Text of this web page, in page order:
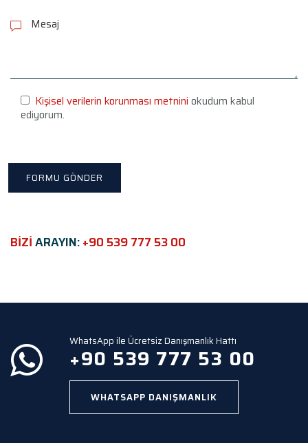
l
e
h
s
e
l
p
Kişisel verilerin korunması metnini okudum kabul
ediyorum.
BİZİARAYIN:+90 539 777 53 00
WhatsApp ile Ücretsiz Danışmanlık Hattı
+90 539 777 53 00
WHATSAPP DANIŞMANLIK